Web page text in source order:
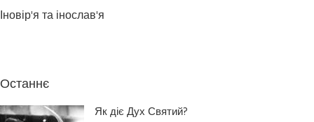
Іновір'я та інослав'я
Останнє
Як діє Дух Святий?